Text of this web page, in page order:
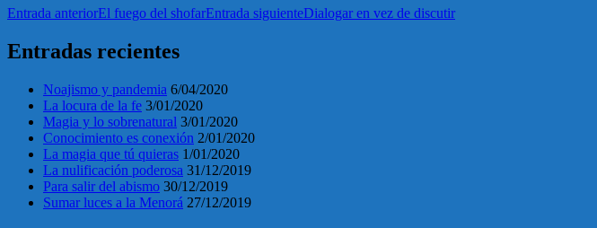
Entrada anteriorEl fuego del shofarEntrada siguienteDialogar en vez de discutir
Entradas recientes
Noajismo y pandemia 6/04/2020
La locura de la fe 3/01/2020
Magia y lo sobrenatural 3/01/2020
Conocimiento es conexión 2/01/2020
La magia que tú quieras 1/01/2020
La nulificación poderosa 31/12/2019
Para salir del abismo 30/12/2019
Sumar luces a la Menorá 27/12/2019